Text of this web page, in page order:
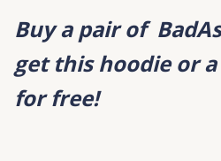
Buy a pair of
get this hoodie or
for free!